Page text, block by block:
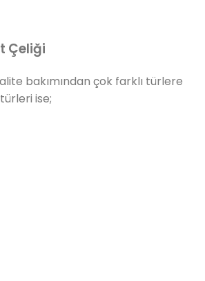
Çeliği
bakımından çok farklı türlere
ise;